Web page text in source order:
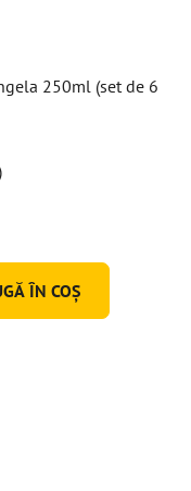
250ml (set de 6
ÎN COŞ